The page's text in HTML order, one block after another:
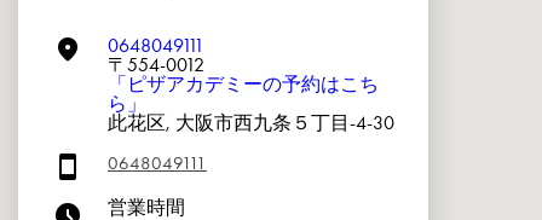
0648049111
〒554-0012
「ピザアカデミーの予約はこち
ら」
此花区, 大阪市西九条５丁目-4-30
0648049111
営業時間